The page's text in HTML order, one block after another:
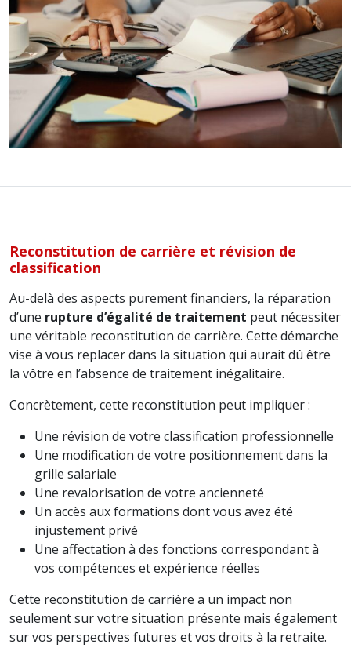
Reconstitution de carrière et révision de
classification
Au-delà des aspects purement financiers, la réparation
d’une rupture d’égalité de traitement peut nécessiter
une véritable reconstitution de carrière. Cette démarche
vise à vous replacer dans la situation qui aurait dû être
la vôtre en l’absence de traitement inégalitaire.
Concrètement, cette reconstitution peut impliquer :
Une révision de votre classification professionnelle
Une modification de votre positionnement dans la
grille salariale
Une revalorisation de votre ancienneté
Un accès aux formations dont vous avez été
injustement privé
Une affectation à des fonctions correspondant à
vos compétences et expérience réelles
Cette reconstitution de carrière a un impact non
seulement sur votre situation présente mais également
sur vos perspectives futures et vos droits à la retraite.